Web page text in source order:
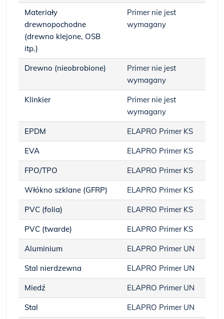
Materiały
drewnopochodne
(drewno klejone, OSB
itp.)
Primer nie jest
wymagany
Drewno (nieobrobione)
Primer nie jest
wymagany
Klinkier
Primer nie jest
wymagany
EPDM ELAPRO Primer KS
EVA ELAPRO Primer KS
FPO/TPO ELAPRO Primer KS
Włókno szklane (GFRP) ELAPRO Primer KS
PVC (folia) ELAPRO Primer KS
PVC (twarde) ELAPRO Primer KS
Aluminium ELAPRO Primer UN
Stal nierdzewna ELAPRO Primer UN
Miedź ELAPRO Primer UN
Stal ELAPRO Primer UN